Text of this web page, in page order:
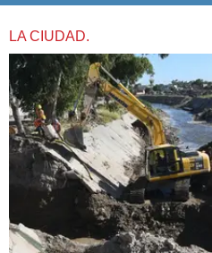
LA CIUDAD.